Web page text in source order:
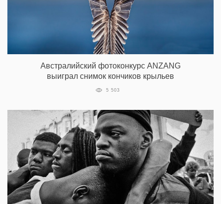
Австралийский фотоконкурс ANZANG
выиграл снимок кончиков крыльев
5 503